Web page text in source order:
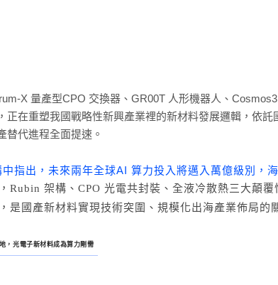
X 量產型CPO 交換器、GR00T 人形機器人、
在重塑我國戰略性新興產業裡的新材料發展邏輯，依
替代進程全面提速。
指出，未來兩年全球AI 算力投入將邁入萬億級別，
Rubin 架構、CPO 光電共封裝、全液冷散熱三大顛
國產新材料實現技術突圍、規模化出海產業佈局的
，光電子新材料成為算力剛需